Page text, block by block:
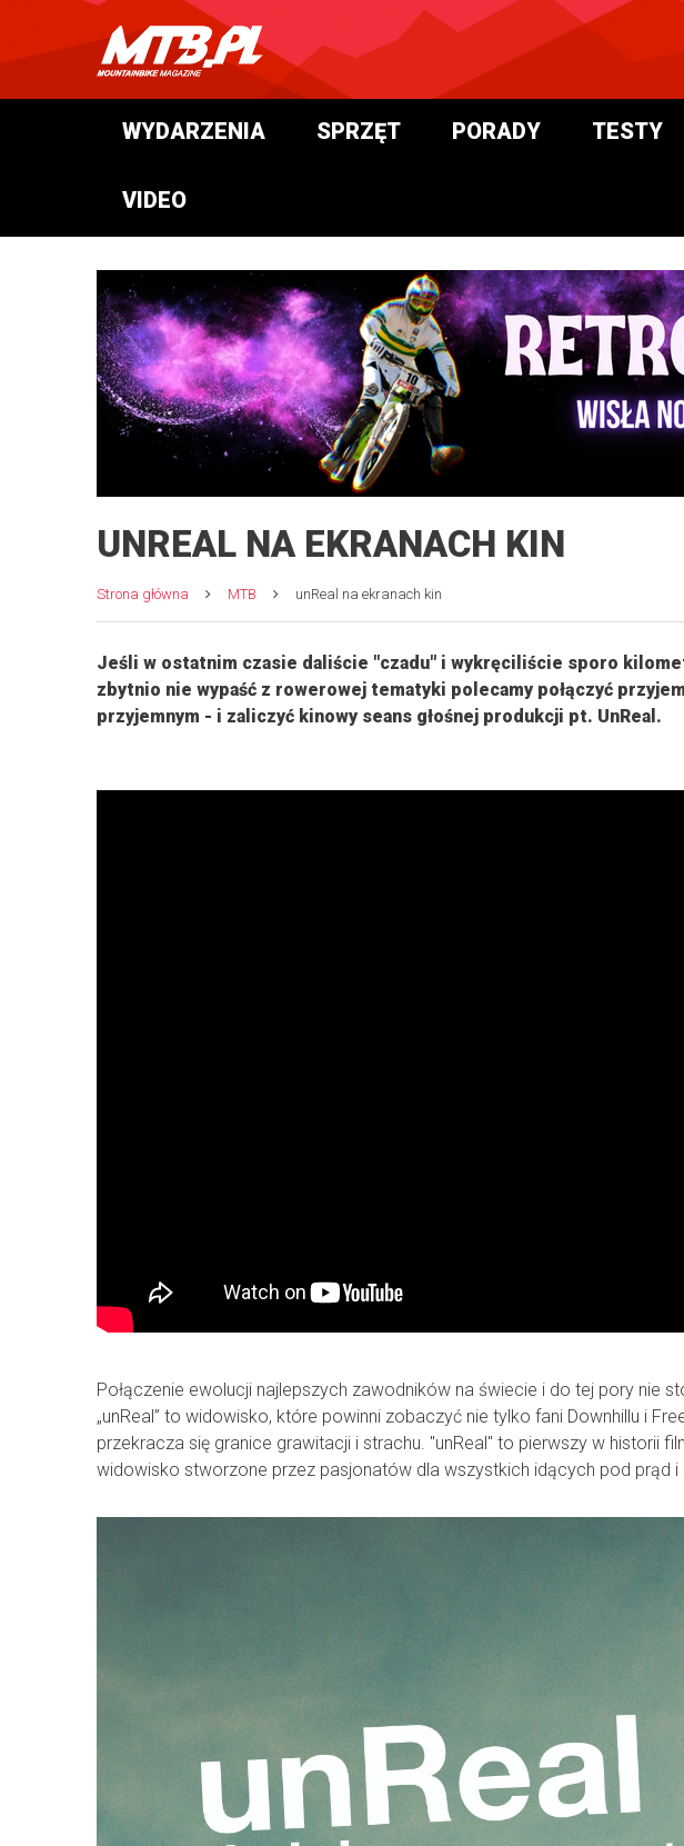
WYDARZENIA SPRZĘT PORADY TESTY
VIDEO
UNREAL NA EKRANACH KIN
Strona główna MTB unReal na ekranach kin
Jeśli w ostatnim czasie daliście "czadu" i wykręciliście sporo
zbytnio nie wypaść z rowerowej tematyki polecamy połączyć
przyjemnym - i zaliczyć kinowy seans głośnej produkcji pt. UnReal.
Połączenie ewolucji najlepszych zawodników na świecie i do tej pory nie
„unReal” to widowisko, które powinni zobaczyć nie tylko fani Downhillu i
przekracza się granice grawitacji i strachu. "unReal" to pierwszy w historii
widowisko stworzone przez pasjonatów dla wszystkich idących pod prąd